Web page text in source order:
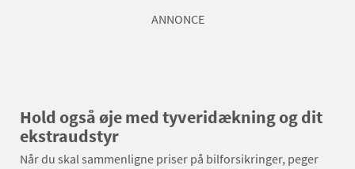
ANNONCE
Hold også øje med tyveridækning og dit
ekstraudstyr
Når du skal sammenligne priser på bilforsikringer, peger